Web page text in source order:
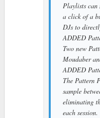
Playlists can
a click of a
DJs to
ADDED
Two new
Moudaber
ADDED
The Pattern
sample
eliminating
each session.